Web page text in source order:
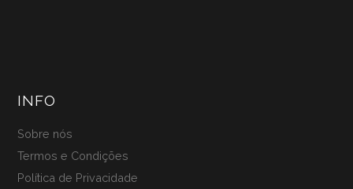
INFO
Sobre nós
Termos e Condições
Política de Privacidade